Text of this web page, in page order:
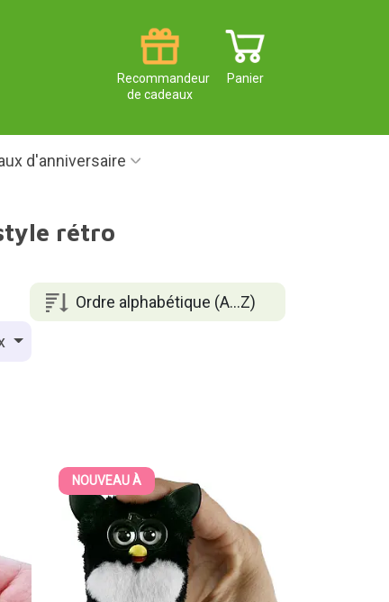
Panier
Recommandeur
de cadeaux
d'anniversaire
rétro
Ordre alphabétique (A...Z)
NOUVEAU À